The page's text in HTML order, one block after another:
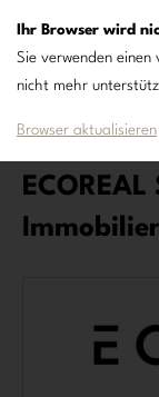
Ihr Browser wird
Sie verwenden
nicht mehr
Browser aktualisieren